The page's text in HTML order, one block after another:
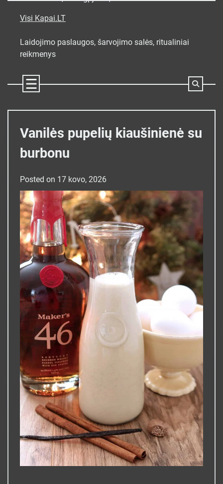
Visi Kapai.LT
Laidojimo paslaugos, šarvojimo salės, ritualiniai
reikmenys
Vanilės pupelių kiaušinienė su
burbonu
Posted on 17 kovo, 2026